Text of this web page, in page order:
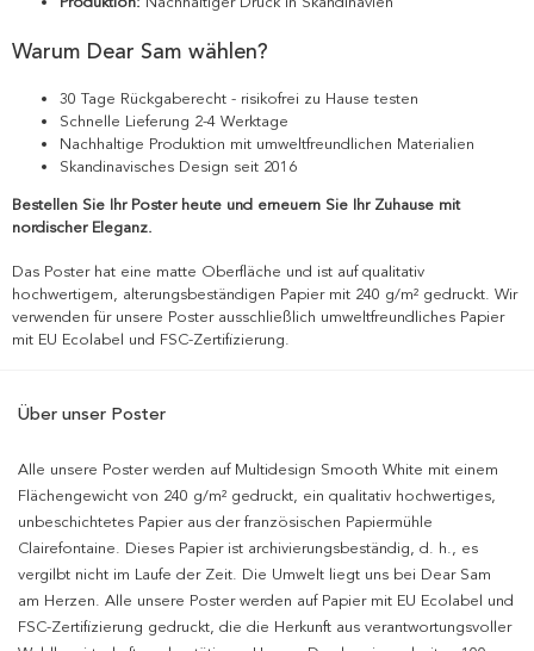
Warum Dear Sam wählen?
30 Tage Rückgaberecht - risikofrei zu Hause testen
Schnelle Lieferung 2-4 Werktage
Nachhaltige Produktion mit umweltfreundlichen Materialien
Skandinavisches Design seit 2016
Bestellen Sie Ihr Poster heute und erneuern Sie Ihr Zuhause mit
nordischer Eleganz.
Das Poster hat eine matte Oberfläche und ist auf qualitativ
hochwertigem, alterungsbeständigen Papier mit 240 g/m² gedruckt. Wir
verwenden für unsere Poster ausschließlich umweltfreundliches Papier
mit EU Ecolabel und FSC-Zertifizierung.
Über unser Poster
Alle unsere Poster werden auf Multidesign Smooth White mit einem
Flächengewicht von 240 g/m² gedruckt, ein qualitativ hochwertiges,
unbeschichtetes Papier aus der französischen Papiermühle
Clairefontaine. Dieses Papier ist archivierungsbeständig, d. h., es
vergilbt nicht im Laufe der Zeit. Die Umwelt liegt uns bei Dear Sam
am Herzen. Alle unsere Poster werden auf Papier mit EU Ecolabel und
FSC-Zertifizierung gedruckt, die die Herkunft aus verantwortungsvoller